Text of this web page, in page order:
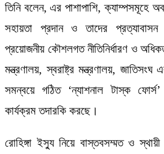
তিনি বলেন, এর পাশাপাশি, ক্যাম্পসমূহে
সহায়তা প্রদান ও তাদের
প্রয়োজনীয় কৌশলগত নীতিনির্ধারণ ও
মন্ত্রণালয়, স্বরাষ্ট্র মন্ত্রণালয়, জাতিসংঘ
সমন্বয়ে গঠিত ‘ন্যাশনাল টাস্ক ফোর্স’
কার্যক্রম তদারকি করছে।
রোহিঙ্গা ইস্যু নিয়ে বাস্তবসম্মত ও